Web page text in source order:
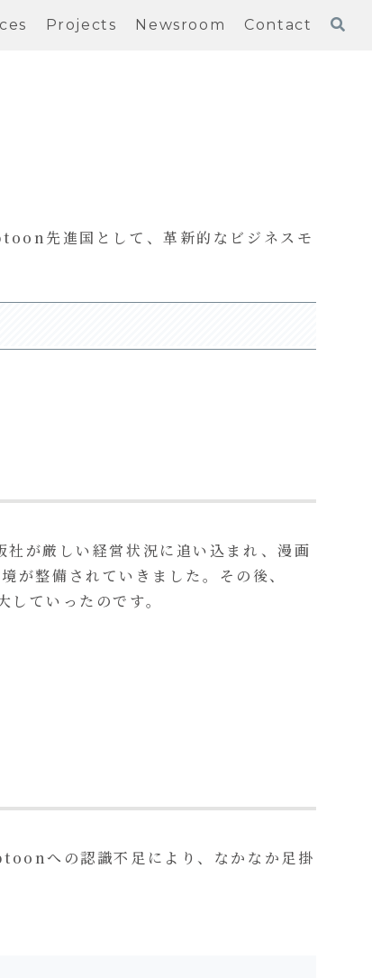
Projects Newsroom Contact
先進国として、革新的なビジネスモ
が厳しい経営状況に追い込まれ、漫画
が整備されていきました。その後、
ていったのです。
への認識不足により、なかなか足掛